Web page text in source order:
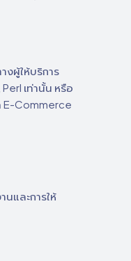
งผู้ให้บริการ
เท่านั้น หรือ
E-Commerce
และการให้